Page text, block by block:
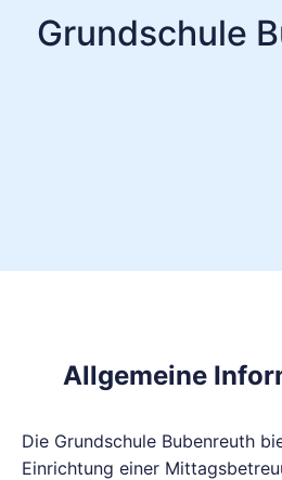
Grundschule
Allgemeine
Die Grundschule Bubenreuth
Einrichtung einer